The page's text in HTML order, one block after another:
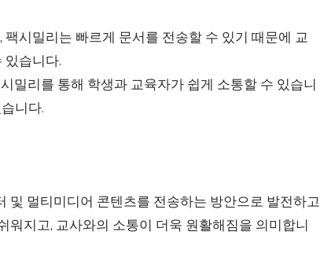
시밀리는 빠르게 문서를 전송할 수 있기 때문에 교
있습니다.
밀리를 통해 학생과 교육자가 쉽게 소통할 수 있습니
니다.
및 멀티미디어 콘텐츠를 전송하는 방안으로 발전하고
지고, 교사와의 소통이 더욱 원활해짐을 의미합니